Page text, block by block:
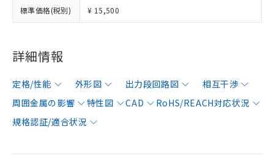
標準価格(税別) ¥ 15,500
詳細情報
定格/性能 外形図 出力段回路図
相互干渉
周囲金属の影響
特性図 CAD
RoHS/REACH対応状況
規格認証/適合状況